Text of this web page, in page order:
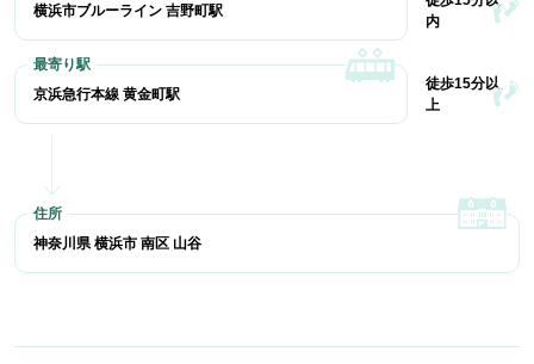
横浜市ブルーライン 吉野町駅
内
京浜急行本線 黄金町駅
徒歩15分以
上
神奈川県 横浜市 南区 山谷